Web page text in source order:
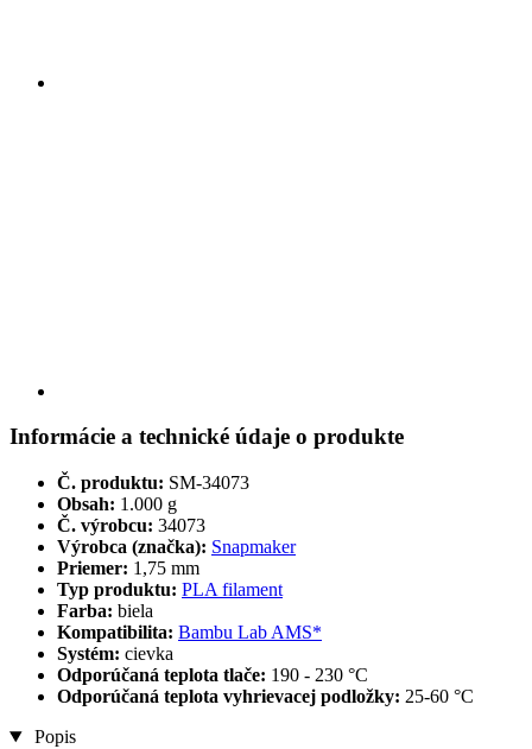
Informácie a technické údaje o produkte
Č. produktu: SM-34073
Obsah: 1.000 g
Č. výrobcu: 34073
Výrobca (značka): Snapmaker
Priemer: 1,75 mm
Typ produktu: PLA filament
Farba: biela
Kompatibilita: Bambu Lab AMS*
Systém: cievka
Odporúčaná teplota tlače: 190 - 230 °C
Odporúčaná teplota vyhrievacej podložky: 25-60 °C
Popis